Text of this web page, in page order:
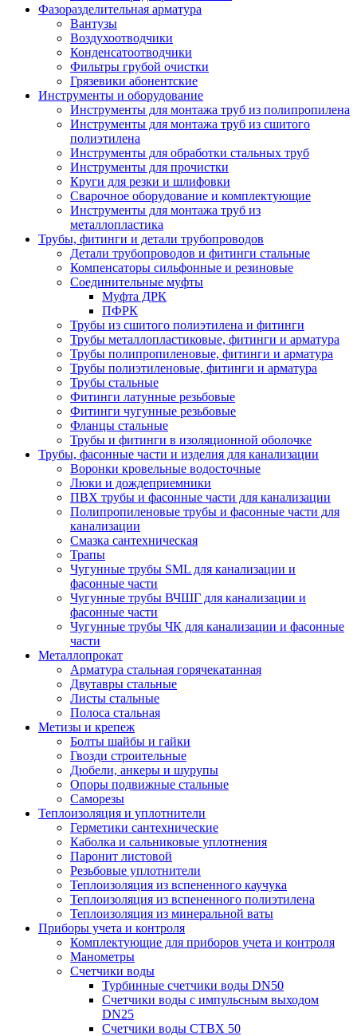
Фазоразделительная арматура
Вантузы
Воздухоотводчики
Конденсатоотводчики
Фильтры грубой очистки
Грязевики абонентские
Инструменты и оборудование
Инструменты для монтажа труб из полипропилена
Инструменты для монтажа труб из сшитого
полиэтилена
Инструменты для обработки стальных труб
Инструменты для прочистки
Круги для резки и шлифовки
Сварочное оборудование и комплектующие
Инструменты для монтажа труб из
металлопластика
Трубы, фитинги и детали трубопроводов
Детали трубопроводов и фитинги стальные
Компенсаторы сильфонные и резиновые
Соединительные муфты
Муфта ДРК
ПФРК
Трубы из сшитого полиэтилена и фитинги
Трубы металлопластиковые, фитинги и арматура
Трубы полипропиленовые, фитинги и арматура
Трубы полиэтиленовые, фитинги и арматура
Трубы стальные
Фитинги латунные резьбовые
Фитинги чугунные резьбовые
Фланцы стальные
Трубы и фитинги в изоляционной оболочке
Трубы, фасонные части и изделия для канализации
Воронки кровельные водосточные
Люки и дождеприемники
ПВХ трубы и фасонные части для канализации
Полипропиленовые трубы и фасонные части для
канализации
Смазка сантехническая
Трапы
Чугунные трубы SML для канализации и
фасонные части
Чугунные трубы ВЧШГ для канализации и
фасонные части
Чугунные трубы ЧК для канализации и фасонные
части
Металлопрокат
Арматура стальная горячекатанная
Двутавры стальные
Листы стальные
Полоса стальная
Метизы и крепеж
Болты шайбы и гайки
Гвозди строительные
Дюбели, анкеры и шурупы
Опоры подвижные стальные
Саморезы
Теплоизоляция и уплотнители
Герметики сантехнические
Каболка и сальниковые уплотнения
Паронит листовой
Резьбовые уплотнители
Теплоизоляция из вспененного каучука
Теплоизоляция из вспененного полиэтилена
Теплоизоляция из минеральной ваты
Приборы учета и контроля
Комплектующие для приборов учета и контроля
Манометры
Счетчики воды
Турбинные счетчики воды DN50
Счетчики воды с импульсным выходом
DN25
Счетчики воды СТВХ 50